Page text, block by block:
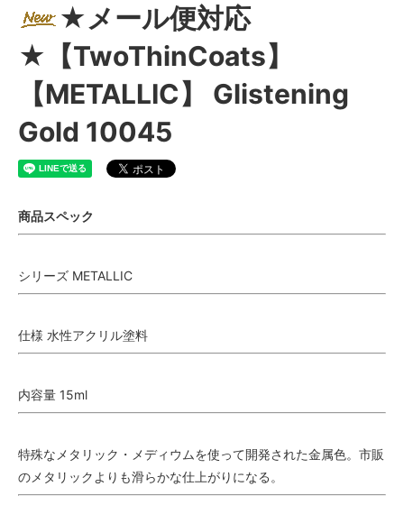
★メール便対応
★【TwoThinCoats】
【METALLIC】 Glistening
Gold 10045
商品スペック
シリーズ METALLIC
仕様 水性アクリル塗料
内容量 15ml
特殊なメタリック・メディウムを使って開発された金属色。市販
のメタリックよりも滑らかな仕上がりになる。